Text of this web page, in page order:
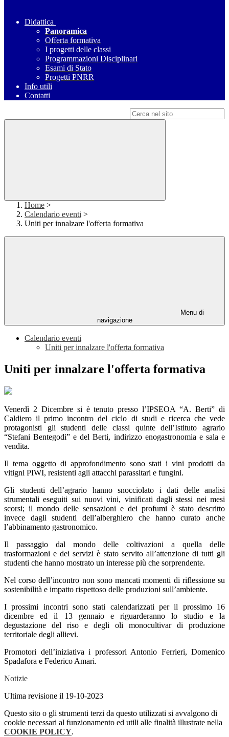
Didattica
Panoramica
Offerta formativa
I progetti delle classi
Programmazioni Disciplinari
Esami di Stato
Progetti PNRR
Info utili
Contatti
Home >
Calendario eventi >
Uniti per innalzare l'offerta formativa
Menu di
navigazione
Calendario eventi
Uniti per innalzare l'offerta formativa
Uniti per innalzare l'offerta formativa
Venerdì 2 Dicembre si è tenuto presso l’IPSEOA “A. Berti” di
Caldiero il primo incontro del ciclo di studi e ricerca che vede
protagonisti gli studenti delle classi quinte dell’Istituto agrario
“Stefani Bentegodi” e del Berti, indirizzo enogastronomia e sala e
vendita.
Il tema oggetto di approfondimento sono stati i vini prodotti da
vitigni PIWI, resistenti agli attacchi parassitari e fungini.
Gli studenti dell’agrario hanno snocciolato i dati delle analisi
strumentali eseguiti sui nuovi vini, vinificati dagli stessi nei mesi
scorsi; il mondo delle sensazioni e dei profumi è stato descritto
invece dagli studenti dell’alberghiero che hanno curato anche
l’abbinamento gastronomico.
Il passaggio dal mondo delle coltivazioni a quella delle
trasformazioni e dei servizi è stato servito all’attenzione di tutti gli
studenti che hanno mostrato un interesse più che sorprendente.
Nel corso dell’incontro non sono mancati momenti di riflessione su
sostenibilità e impatto rispettoso delle produzioni sull’ambiente.
I prossimi incontri sono stati calendarizzati per il prossimo 16
dicembre ed il 13 gennaio e riguarderanno lo studio e la
degustazione del riso e degli oli monocultivar di produzione
territoriale degli allievi.
Promotori dell’iniziativa i professori Antonio Ferrieri, Domenico
Spadafora e Federico Amari.
Notizie
Ultima revisione il 19-10-2023
Questo sito o gli strumenti terzi da questo utilizzati si avvalgono di
cookie necessari al funzionamento ed utili alle finalità illustrate nella
COOKIE POLICY.